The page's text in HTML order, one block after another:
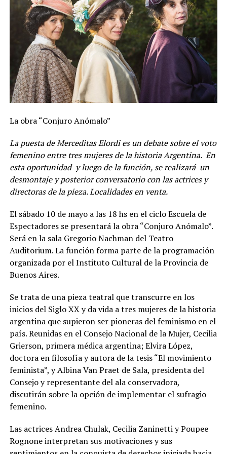
La obra “Conjuro Anómalo”
La puesta de Merceditas Elordi es un debate sobre el voto
femenino entre tres mujeres de la historia Argentina. En
esta oportunidad y luego de la función, se realizará un
desmontaje y posterior conversatorio con las actrices y
directoras de la pieza. Localidades en venta.
El sábado 10 de mayo a las 18 hs en el ciclo Escuela de
Espectadores se presentará la obra “Conjuro Anómalo”.
Será en la sala Gregorio Nachman del Teatro
Auditorium. La función forma parte de la programación
organizada por el Instituto Cultural de la Provincia de
Buenos Aires.
Se trata de una pieza teatral que transcurre en los
inicios del Siglo XX y da vida a tres mujeres de la historia
argentina que supieron ser pioneras del feminismo en el
país. Reunidas en el Consejo Nacional de la Mujer, Cecilia
Grierson, primera médica argentina; Elvira López,
doctora en filosofía y autora de la tesis “El movimiento
feminista”, y Albina Van Praet de Sala, presidenta del
Consejo y representante del ala conservadora,
discutirán sobre la opción de implementar el sufragio
femenino.
Las actrices Andrea Chulak, Cecilia Zaninetti y Poupee
Rognone interpretan sus motivaciones y sus